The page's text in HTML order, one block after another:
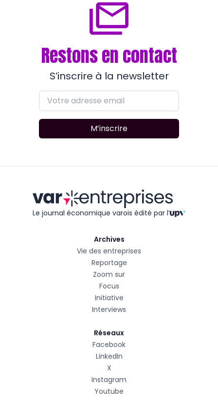
Restons en contact
S’inscrire à la newsletter
M’inscrire
Le journal économique varois édité par l’
Archives
Vie des entreprises
Reportage
Zoom sur
Focus
Initiative
Interviews
Réseaux
Facebook
LinkedIn
X
Instagram
Youtube